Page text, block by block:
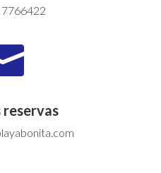
reservas